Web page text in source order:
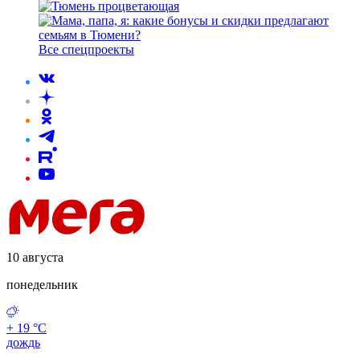
Все спецпроекты
10 августа
понедельник
+ 19 °С
дождь